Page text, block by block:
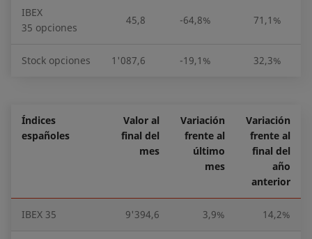
IBEX
35 opciones
45,8 -64,8% 71,1%
Stock opciones 1'087,6 -19,1% 32,3%
Índices
españoles
Valor al
final del
mes
Variación
frente al
último
mes
Variación
frente al
final del
año
anterior
IBEX 35 9'394,6 3,9% 14,2%